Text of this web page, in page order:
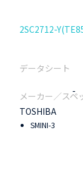
2SC2712-
-
TOSHIBA
SMINI-3